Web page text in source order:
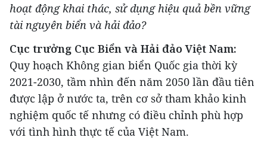
hoạt động khai thác, sử dụng hiệu quả bền vững
tài nguyên biển và hải đảo?
Cục trưởng Cục Biển và Hải đảo Việt Nam:
Quy hoạch Không gian biển Quốc gia thời kỳ
2021-2030, tầm nhìn đến năm 2050 lần đầu tiên
được lập ở nước ta, trên cơ sở tham khảo kinh
nghiệm quốc tế nhưng có điều chỉnh phù hợp
với tình hình thực tế của Việt Nam.